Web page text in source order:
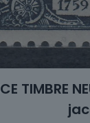
TIMBRE